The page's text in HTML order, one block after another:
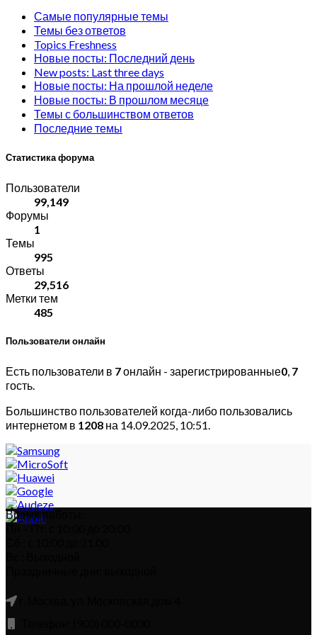
Самые популярные темы
Темы без ответов
Topics Freshness
Новые посты: Последний день
New posts: Last three days
Новые посты: На прошлой неделе
Новые посты: В прошлом месяце
Темы с большинством ответов
Последние темы
Статистика форума
Пользователи
99,149
Форумы
1
Темы
995
Ответы
29,516
Метки тем
485
Пользователи онлайн
Есть пользователи в 7онлайн - зарегистрированные0, 7
гость.
Большинство пользователей когда-либо пользовались
интернетом в 1208 на 14.09.2025, 10:51.
Время работы:
Пн – Пт: с 10:00 до 20:00